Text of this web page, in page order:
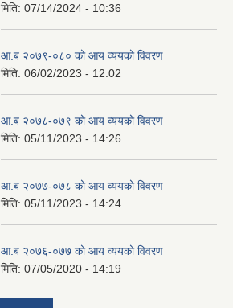
मिति: 07/14/2024 - 10:36
आ.ब २०७९-०८० को आय व्ययको विवरण
मिति: 06/02/2023 - 12:02
आ.ब २०७८-०७९ को आय व्ययको विवरण
मिति: 05/11/2023 - 14:26
आ.ब २०७७-०७८ को आय व्ययको विवरण
मिति: 05/11/2023 - 14:24
आ.ब २०७६-०७७ को आय व्ययको विवरण
मिति: 07/05/2020 - 14:19